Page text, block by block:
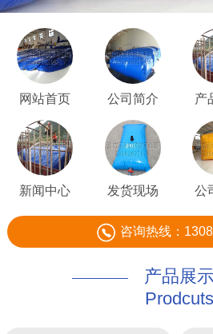
网站首页 公司简介 产
新闻中心 发货现场 公
咨询热线：
产品展示
Prodcuts